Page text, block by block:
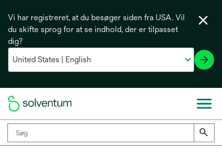
Vi har registreret, at du besøger siden fra USA. Vil
du skifte sprog for at se indhold, der er tilpasset
dig?